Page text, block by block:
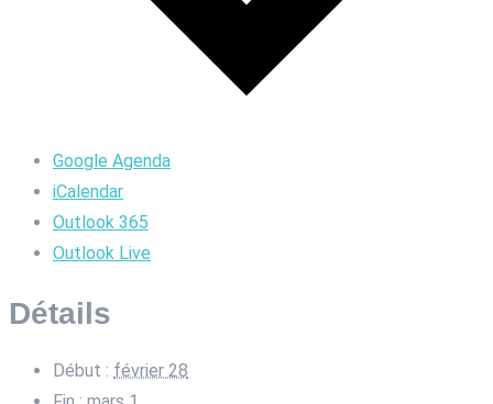
Google Agenda
iCalendar
Outlook 365
Outlook Live
Détails
Début : février 28